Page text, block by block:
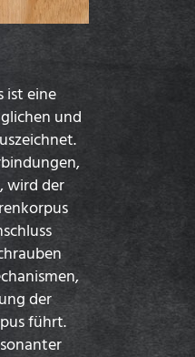
ist eine
und
wird der
der
führt.